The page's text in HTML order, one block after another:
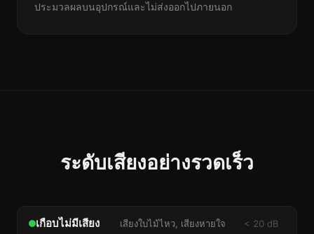
ประมวลผลบนอุปกรณ์และไม่ส่งออกไปภายนอก
ระดับเสียงอย่างรวดเร็ว
เกือบไม่มีเสียง เสียงใบไม้ไหว, เสียงหายใจ < 20 dB